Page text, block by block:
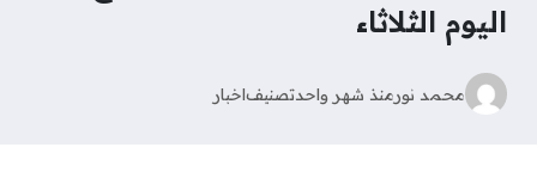
اليوم الثلاثاء
محمد نورمنذ شهر واحدتصنيفاخبار